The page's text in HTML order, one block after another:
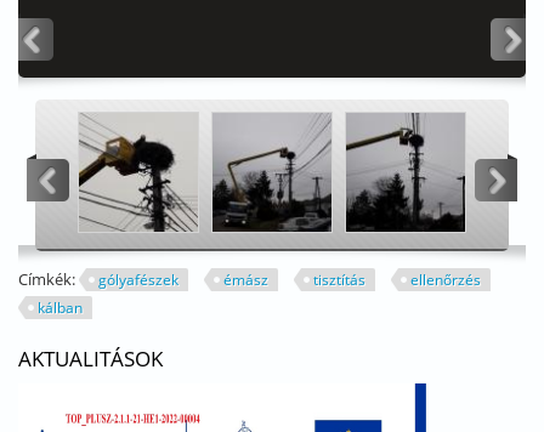
< >
Címkék: gólyafészek émász tisztítás
ellenőrzés
kálban
AKTUALITÁSOK